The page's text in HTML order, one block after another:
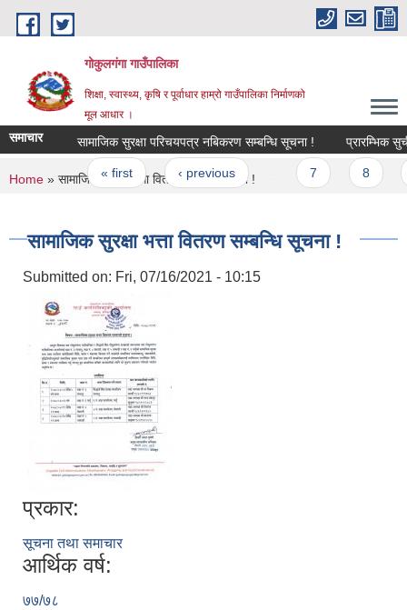
Skip to main content
गोकुलगंगा गाउँपालिका
शिक्षा, स्वास्थ्य, कृषि र पूर्वाधार हाम्रो गाउँपालिका निर्माणको
मूल आधार ।
समाचार सामाजिक सुरक्षा परिचयपत्र नबिकरण सम्बन्धि सूचना ! प्रारम्भिक
Pages
« first ‹ previous
You are here
Home » सामाजिक सुरक्षा भत्ता वितरण सम्बन्धि सूचना !
सामाजिक सुरक्षा भत्ता वितरण सम्बन्धि सूचना !
Submitted on: Fri, 07/16/2021 - 10:15
प्रकार:
सूचना तथा समाचार
आर्थिक वर्ष:
७७/७८